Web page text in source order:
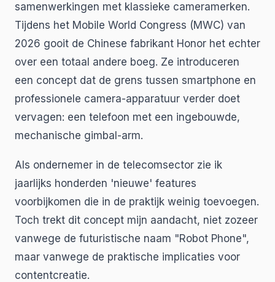
samenwerkingen met klassieke cameramerken.
Tijdens het Mobile World Congress (MWC) van
2026 gooit de Chinese fabrikant Honor het echter
over een totaal andere boeg. Ze introduceren
een concept dat de grens tussen smartphone en
professionele camera-apparatuur verder doet
vervagen: een telefoon met een ingebouwde,
mechanische gimbal-arm.
Als ondernemer in de telecomsector zie ik
jaarlijks honderden 'nieuwe' features
voorbijkomen die in de praktijk weinig toevoegen.
Toch trekt dit concept mijn aandacht, niet zozeer
vanwege de futuristische naam "Robot Phone",
maar vanwege de praktische implicaties voor
contentcreatie.